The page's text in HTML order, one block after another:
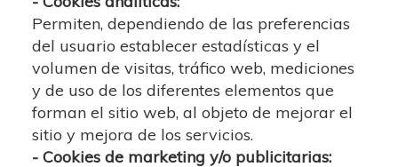
Permiten, dependiendo de las preferencias
del usuario establecer estadísticas y el
volumen de visitas, tráfico web, mediciones
y de uso de los diferentes elementos que
forman el sitio web, al objeto de mejorar el
sitio y mejora de los servicios.
- Cookies de marketing y/o publicitarias: